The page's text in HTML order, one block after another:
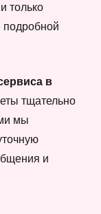
только
в
тщательно
мы
и